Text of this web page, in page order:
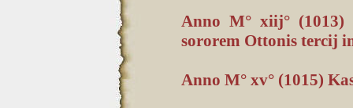
Anno M° xiij°
sororem Ottonis tercij
Anno M° xv° (1015)